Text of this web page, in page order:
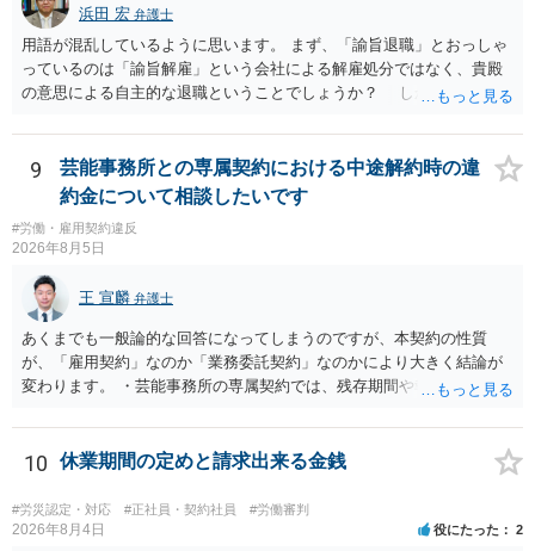
浜田 宏 弁護士
用語が混乱しているように思います。 まず、「諭旨退職」とおっしゃ
っているのは「諭旨解雇」という会社による解雇処分ではなく、貴殿
の意思による自主的な退職ということでしょうか？ しかし、記載さ
す。 その場合、解雇には客観的で合理的な理由が必要であり、かつ
解雇という処分が社会通念上相当と認められない限り、解雇は無効で
す。 結局、貴殿のネット炎上の内容や原因、勤務先に与えた影響な
どを具体的に検討しなければ、何とも申し上げることができません。
また、育児休業法関係の問題もあるかもしれません。 ある程度労働
法に関する専門的な知識が必要な事案ですので、一度、お近くの弁護
士にご相談下さい。
9
芸能事務所との専属契約における中途解約時の違
約金について相談したいです
#労働・雇用契約違反
2026年8月5日
王 宣麟 弁護士
あくまでも一般論的な回答になってしまうのですが、本契約の性質
が、「雇用契約」なのか「業務委託契約」なのかにより大きく結論が
変わります。 ・芸能事務所の専属契約では、残存期間や報酬額、投下
務上よくあるからといって当然に適法という意味ではなく、実際の損
害との対応関係や合理性が重要です。 ・違約金に上限がなくても、常
に有効になるわけではありません。契約が労働契約に近い実態なら労
基法16条で無効となる余地があり、そうでなくても、金額が事務所の
損害と比べて過大なら無効や減額が争点になります。 ・契約前の修正
10 休業期間の定めと請求出来る金銭
#労災認定・対応 #正社員・契約社員 #労働審判
2026年8月4日 役にたった 2